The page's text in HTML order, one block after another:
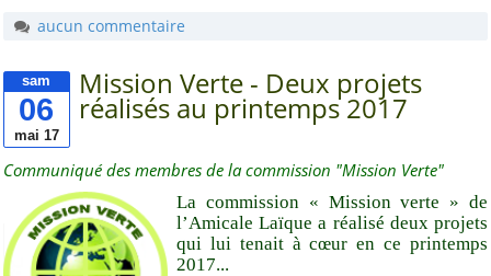
Mairie
Amicales du secteur
Beautour à Vertou
La Chapelle-Heulin
Maisdon-sur-Sèvre
aucun commentaire
sam
06
mai 17
Mission Verte - Deux projets
réalisés au printemps 2017
Communiqué des membres de la commission "Mission Verte"
La commission « Mission verte » de
l’Amicale Laïque a réalisé deux projets
qui lui tenait à cœur en ce printemps
2017...